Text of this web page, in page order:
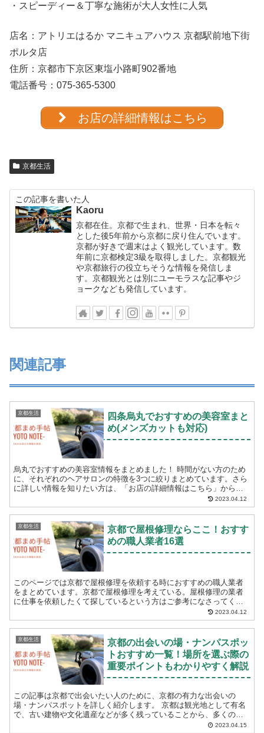
・スピーディー＆丁寧な施術が大人女性に人気
店名： アトリエはるか マニキュアハウス 京都駅前地下街
ポルタ店
住所：京都市下京区東塩小路町902番地
電話番号： 075-365-5300
お店の詳細情報はこちら
京都生活
この記事を書いた人
Kaoru
京都在住。京都で生まれ、世界・日本を転々
とした後5年前から京都に戻り住んでいます。
京都が好きで週末はよく観光しています。数
年前に京都検定3級を取得しました。京都観光
や京都旅行の役立ちそうな情報を発信しま
す。京都観光とは別にユーモラスな記事やジ
ョークなども発信しています。
関連記事
京都生活
四条烏丸でおすすめの美容室まと
め(メンズカットも対応)
烏丸でおすすめの美容室情報をまとめました！ 時間がない方のため
に、それぞれのヘアサロンの特徴を3つに絞りまとめています。さら
に詳しい情報を知りたい方は、「お店の詳細情報はこちら」からご
2023.04.12
京都生活
京都で屋根修理ならここ！おすす
めの職人業者16選
このページでは京都で屋根修理を依頼する時におすすめの職人業者
をまとめています。京都で屋根修理を考えている。屋根修理の業者
に仕事を依頼したくて探しているという方はご参考になさってくだ
2023.04.12
京都生活
京都の出会いの場・ナンパスポッ
トおすすめ一覧！場所を選ぶ際の
重要ポイントもわかりやすく解説
この記事は京都で出会いたい人のために、京都の有力な出会いの
場・ナンパスポットを詳しく紹介します。 京都は観光地として有名
で、古い建物や文化遺産などが多く残っていることから、多くの観
光客が訪れます。また、京都には多くの大学や短期大学があ...2023.04.15